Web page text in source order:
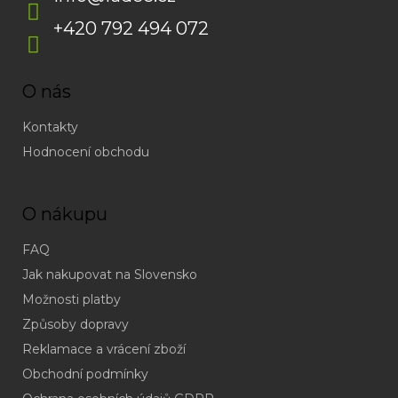
+420 792 494 072
O nás
Kontakty
Hodnocení obchodu
O nákupu
FAQ
Jak nakupovat na Slovensko
Možnosti platby
Způsoby dopravy
Reklamace a vrácení zboží
Obchodní podmínky
(odpověď